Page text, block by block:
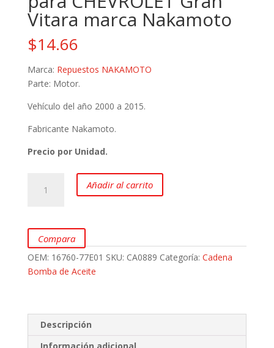
Vitara marca Nakamoto
$14.66
Marca: Repuestos NAKAMOTO
Parte: Motor.
Vehículo del año 2000 a 2015.
Fabricante Nakamoto.
Precio por Unidad.
Bomba
para
CHEVROLET
Gran
Vitara
cantidad
Añadir al carrito
Compara
OEM: 16760-77E01 SKU: CA0889 Categoría: Cadena
Bomba de Aceite
Descripción